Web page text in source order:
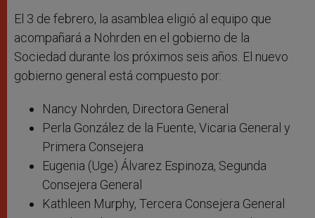
El 3 de febrero, la asamblea eligió al equipo que
acompañará a Nohrden en el gobierno de la
Sociedad durante los próximos seis años. El nuevo
gobierno general está compuesto por:
Nancy Nohrden, Directora General
Perla González de la Fuente, Vicaria General y
Primera Consejera
Eugenia (Uge) Álvarez Espinoza, Segunda
Consejera General
Kathleen Murphy, Tercera Consejera General